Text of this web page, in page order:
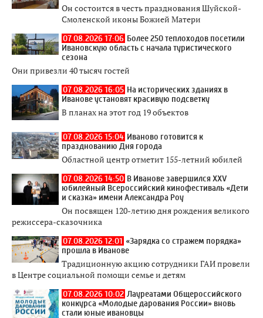
Он состоится в честь празднования Шуйской-
Смоленской иконы Божией Матери
07.08.2026 17:06 Более 250 теплоходов посетили
Ивановскую область с начала туристического
сезона
Они привезли 40 тысяч гостей
07.08.2026 16:05 На исторических зданиях в
Иванове установят красивую подсветку
В планах на этот год 19 объектов
07.08.2026 15:04 Иваново готовится к
празднованию Дня города
Областной центр отметит 155-летний юбилей
07.08.2026 14:50 В Иванове завершился XXV
юбилейный Всероссийский кинофестиваль «Дети
и сказка» имени Александра Роу
Он посвящен 120-летию дня рождения великого
режиссера-сказочника
07.08.2026 12:01 «Зарядка со стражем порядка»
прошла в Иванове
Традиционную акцию сотрудники ГАИ провели
в Центре социальной помощи семье и детям
07.08.2026 10:02 Лауреатами Общероссийского
конкурса «Молодые дарования России» вновь
стали юные ивановцы